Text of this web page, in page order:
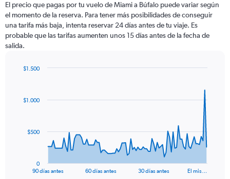
El precio que pagas por tu vuelo de Miami a Búfalo puede variar según
el momento de la reserva. Para tener más posibilidades de conseguir
una tarifa más baja, intenta reservar 24 días antes de tu viaje. Es
probable que las tarifas aumenten unos 15 días antes de la fecha de
salida.
data
The
90 días antes 60 días antes 30 días antes El mis…
0
$500
$1.000
$1.500